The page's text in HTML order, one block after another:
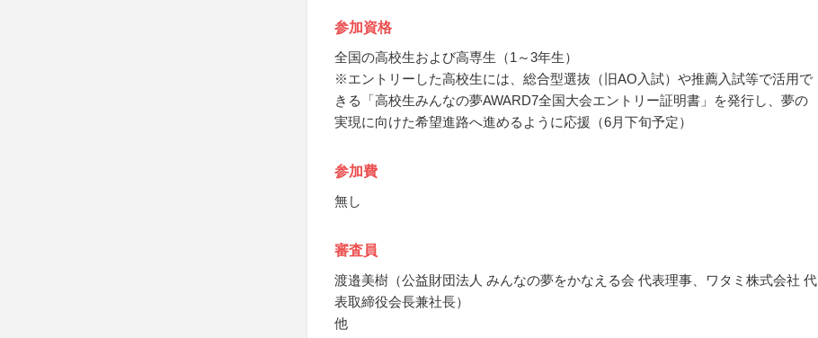
参加資格
全国の高校生および高専生（1～3年生）
※エントリーした高校生には、総合型選抜（旧AO入試）や推薦入試等で活用で
きる「高校生みんなの夢AWARD7全国大会エントリー証明書」を発行し、夢の
実現に向けた希望進路へ進めるように応援（6月下旬予定）
参加費
無し
審査員
渡邉美樹（公益財団法人 みんなの夢をかなえる会 代表理事、ワタミ株式会社 代
表取締役会長兼社長）
他